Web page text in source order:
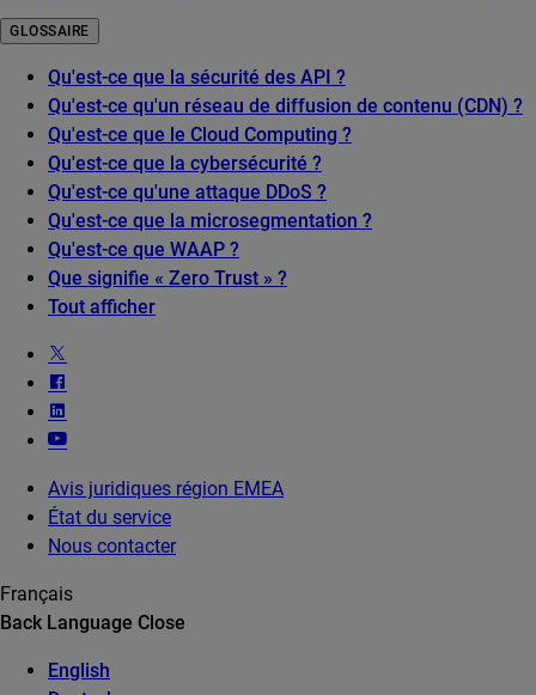
GLOSSAIRE
Qu'est-ce que la sécurité des API ?
Qu'est-ce qu'un réseau de diffusion de contenu (CDN) ?
Qu'est-ce que le Cloud Computing ?
Qu'est-ce que la cybersécurité ?
Qu'est-ce qu'une attaque DDoS ?
Qu'est-ce que la microsegmentation ?
Qu'est-ce que WAAP ?
Que signifie « Zero Trust » ?
Tout afficher
Avis juridiques région EMEA
État du service
Nous contacter
Français
Back Language Close
English